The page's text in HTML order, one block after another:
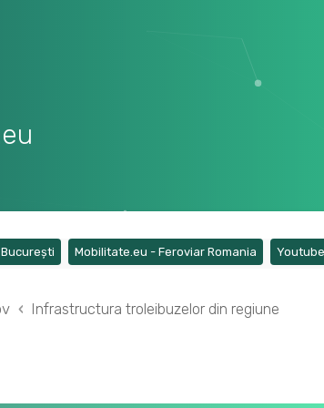
(Opens a new tab)
Mobilitate.eu - Feroviar Romania(Opens a
Youtube
Infrastructura troleibuzelor din regiune